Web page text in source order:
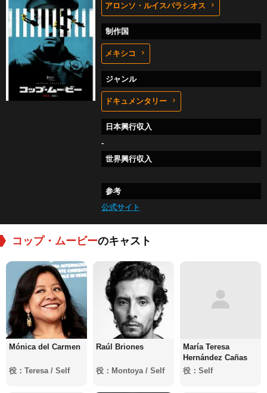
アロンソ・ルイスパラシオス
制作国
メキシコ
ジャンル
ドキュメンタリー
日本興行収入
-
世界興行収入
参考
公式サイト
コップ・ムービーのキャスト
Mónica del Carmen
役：Teresa / Self
Raúl Briones
役：Montoya / Self
María Teresa
Hernández Cañas
役：Self